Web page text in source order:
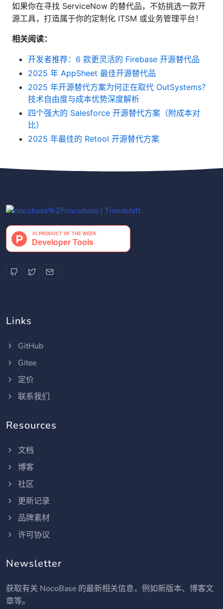
如果你在寻找 ServiceNow 的替代品，不妨挑选一款开
源工具，打造属于你的定制化 ITSM 或业务管理平台！
相关阅读：
开发者推荐：6 款更灵活的 Firebase 开源替代品
2025 年 AppSheet 最佳开源替代品
2025 年开源替代方案为何正在取代 OutSystems？
技术自由度与成本优势深度解析
四个强大的 Salesforce 开源替代方案（附成本对
比）
2025 年最佳的 Retool 开源替代方案
Links
GitHub
Gitee
定价
联系我们
Resources
文档
博客
社区
更新记录
品牌素材
许可协议
Newsletter
获取有关 NocoBase 的最新相关信息，例如新版本、博客文
章等。